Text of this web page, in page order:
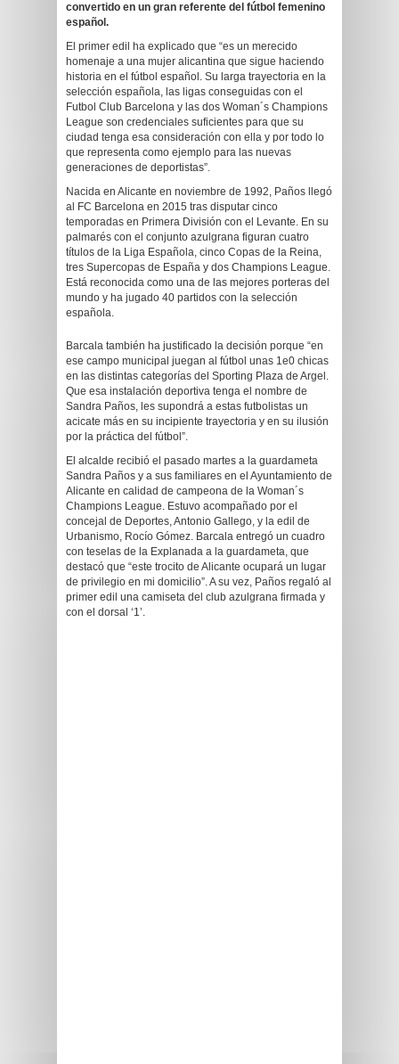
convertido en un gran referente del fútbol femenino
español.
El primer edil ha explicado que “es un merecido
homenaje a una mujer alicantina que sigue haciendo
historia en el fútbol español. Su larga trayectoria en la
selección española, las ligas conseguidas con el
Futbol Club Barcelona y las dos Woman´s Champions
League son credenciales suficientes para que su
ciudad tenga esa consideración con ella y por todo lo
que representa como ejemplo para las nuevas
generaciones de deportistas”.
Nacida en Alicante en noviembre de 1992, Paños llegó
al FC Barcelona en 2015 tras disputar cinco
temporadas en Primera División con el Levante. En su
palmarés con el conjunto azulgrana figuran cuatro
títulos de la Liga Española, cinco Copas de la Reina,
tres Supercopas de España y dos Champions League.
Está reconocida como una de las mejores porteras del
mundo y ha jugado 40 partidos con la selección
española.
Barcala también ha justificado la decisión porque “en
ese campo municipal juegan al fútbol unas 1e0 chicas
en las distintas categorías del Sporting Plaza de Argel.
Que esa instalación deportiva tenga el nombre de
Sandra Paños, les supondrá a estas futbolistas un
acicate más en su incipiente trayectoria y en su ilusión
por la práctica del fútbol”.
El alcalde recibió el pasado martes a la guardameta
Sandra Paños y a sus familiares en el Ayuntamiento de
Alicante en calidad de campeona de la Woman´s
Champions League. Estuvo acompañado por el
concejal de Deportes, Antonio Gallego, y la edil de
Urbanismo, Rocío Gómez. Barcala entregó un cuadro
con teselas de la Explanada a la guardameta, que
destacó que “este trocito de Alicante ocupará un lugar
de privilegio en mi domicilio”. A su vez, Paños regaló al
primer edil una camiseta del club azulgrana firmada y
con el dorsal ‘1’.